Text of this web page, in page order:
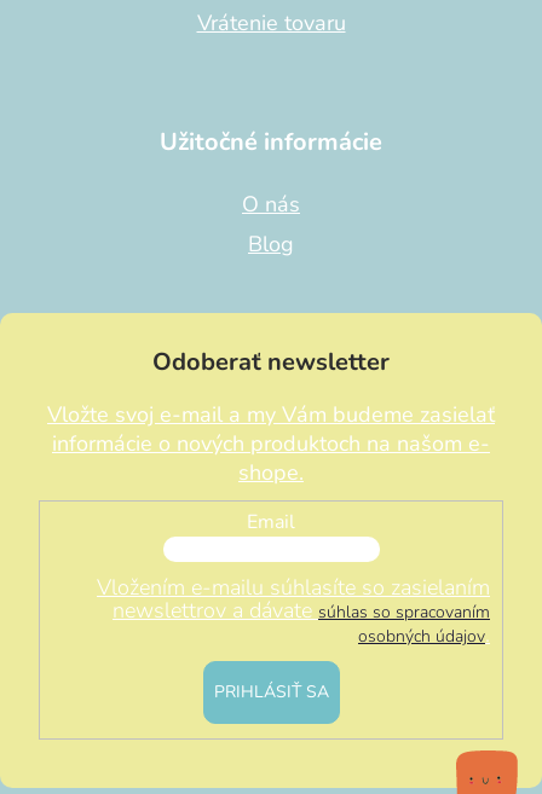
Vrátenie tovaru
Užitočné informácie
O nás
Blog
Odoberať newsletter
Vložte svoj e-mail a my Vám budeme zasielať
informácie o nových produktoch na našom e-
shope.
Email
Vložením e-mailu súhlasíte so zasielaním
newslettrov a dávate súhlas so spracovaním
osobných údajov.
PRIHLÁSIŤ SA